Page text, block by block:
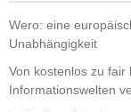
Wero: eine
Unabhängigkeit
Von kostenlos zu fair
Informationswelten